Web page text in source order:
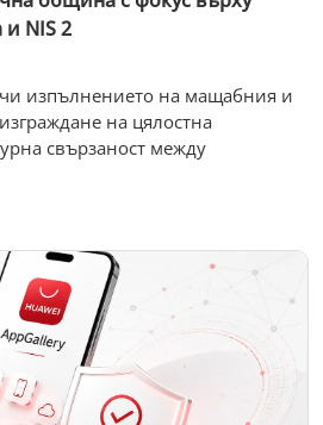
и NIS 2
изпълнението на мащабния и
на цялостна
свързаност между